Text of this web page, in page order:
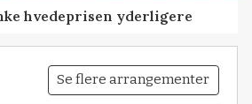
hvedeprisen yderligere
Se flere arrangementer